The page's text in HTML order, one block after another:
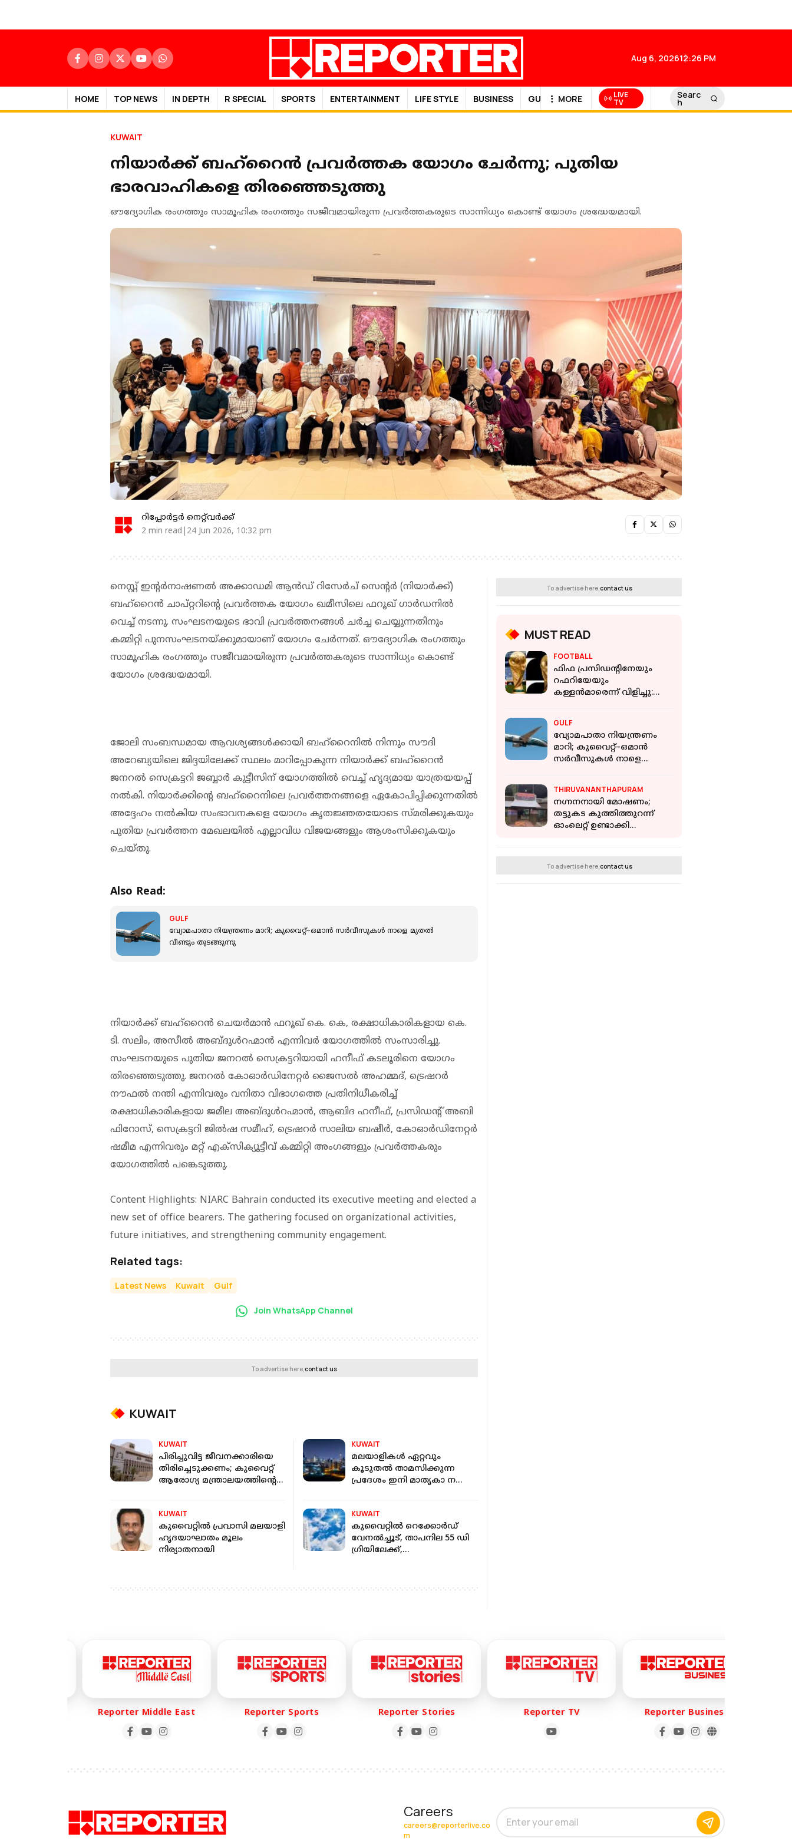
Aug 6, 202612:26 PM
HOME TOP NEWS IN DEPTH R SPECIAL SPORTS ENTERTAINMENT LIFE STYLE BUSINESS GULF NEWS
MORE LIVE
TV
Searc
h
KUWAIT
നിയാർക്ക് ബഹ്‌റൈൻ പ്രവർത്തക യോഗം ചേർന്നു; പുതിയ
ഭാരവാഹികളെ തിരഞ്ഞെടുത്തു
ഔദ്യോഗിക രംഗത്തും സാമൂഹിക രംഗത്തും സജീവമായിരുന്ന പ്രവർത്തകരുടെ സാന്നിധ്യം കൊണ്ട് യോഗം ശ്രദ്ധേയമായി.
റിപ്പോർട്ടർ നെറ്റ്‌വര്‍ക്ക്‌
2 min read|24 Jun 2026, 10:32 pm
നെസ്റ്റ് ഇന്റർനാഷണൽ അക്കാഡമി ആൻഡ് റിസേർച് സെന്റർ (നിയാർക്ക്)
ബഹ്‌റൈൻ ചാപ്റ്ററിന്റെ പ്രവർത്തക യോഗം ഖമീസിലെ ഫറൂഖ് ഗാർഡനിൽ
വെച്ച് നടന്നു. സംഘടനയുടെ ഭാവി പ്രവർത്തനങ്ങൾ ചർച്ച ചെയ്യുന്നതിനും
കമ്മിറ്റി പുനസംഘടനയ്ക്കുമായാണ് യോഗം ചേർന്നത്. ഔദ്യോഗിക രംഗത്തും
സാമൂഹിക രംഗത്തും സജീവമായിരുന്ന പ്രവർത്തകരുടെ സാന്നിധ്യം കൊണ്ട്
യോഗം ശ്രദ്ധേയമായി.
ജോലി സംബന്ധമായ ആവശ്യങ്ങൾക്കായി ബഹ്‌റൈനിൽ നിന്നും സൗദി
അറേബ്യയിലെ ജിദ്ദയിലേക്ക് സ്ഥലം മാറിപ്പോകുന്ന നിയാർക്ക് ബഹ്‌റൈൻ
ജനറൽ സെക്രട്ടറി ജബ്ബാർ കുട്ടീസിന് യോഗത്തിൽ വെച്ച് ഹൃദ്യമായ യാത്രയയപ്പ്
നൽകി. നിയാർക്കിന്റെ ബഹ്‌റൈനിലെ പ്രവർത്തനങ്ങളെ ഏകോപിപ്പിക്കുന്നതിൽ
അദ്ദേഹം നൽകിയ സംഭാവനകളെ യോഗം കൃതജ്ഞതയോടെ സ്മരിക്കുകയും
പുതിയ പ്രവർത്തന മേഖലയിൽ എല്ലാവിധ വിജയങ്ങളും ആശംസിക്കുകയും
ചെയ്തു.
Also Read:
GULF
വ്യോമപാതാ നിയന്ത്രണം മാറി; കുവൈറ്റ്–ഒമാൻ സർവീസുകൾ നാളെ മുതൽ
വീണ്ടും തുടങ്ങുന്നു
നിയാർക്ക് ബഹ്‌റൈൻ ചെയർമാൻ ഫറൂഖ് കെ. കെ, രക്ഷാധികാരികളായ കെ.
ടി. സലിം, അസീൽ അബ്ദുൾറഹ്മാൻ എന്നിവർ യോഗത്തിൽ സംസാരിച്ചു.
സംഘടനയുടെ പുതിയ ജനറൽ സെക്രട്ടറിയായി ഹനീഫ് കടലൂരിനെ യോഗം
തിരഞ്ഞെടുത്തു. ജനറൽ കോഓർഡിനേറ്റർ ജൈസൽ അഹമ്മദ്, ട്രെഷറർ
നൗഫൽ നന്തി എന്നിവരും വനിതാ വിഭാഗത്തെ പ്രതിനിധീകരിച്ച്
രക്ഷാധികാരികളായ ജമീല അബ്ദുൾറഹ്മാൻ, ആബിദ ഹനീഫ്, പ്രസിഡന്റ് അബി
ഫിറോസ്, സെക്രട്ടറി ജിൽഷ സമീഹ്, ട്രെഷറർ സാലിയ ബഷീർ, കോഓർഡിനേറ്റർ
ഷമീമ എന്നിവരും മറ്റ് എക്സിക്യൂട്ടീവ് കമ്മിറ്റി അംഗങ്ങളും പ്രവർത്തകരും
യോഗത്തിൽ പങ്കെടുത്തു.
Content Highlights: NIARC Bahrain conducted its executive meeting and elected a
new set of office bearers. The gathering focused on organizational activities,
future initiatives, and strengthening community engagement.
Related tags:
Latest News Kuwait Gulf
Join WhatsApp Channel
To advertise here,contact us
KUWAIT
KUWAIT
പിരിച്ചുവിട്ട ജീവനക്കാരിയെ
തിരിച്ചെടുക്കണം; കുവൈറ്റ്
ആരോഗ്യ മന്ത്രാലയത്തിന്റെ
KUWAIT
മലയാളികൾ ഏറ്റവും
കൂടുതൽ താമസിക്കുന്ന
പ്രദേശം ഇനി മാതൃകാ ന​
KUWAIT
കുവൈറ്റിൽ പ്രവാസി മലയാളി
ഹൃദയാഘാതം മൂലം
നിര്യാതനായി
KUWAIT
കുവൈറ്റിൽ റെക്കോർഡ്
വേനൽച്ചൂട്, താപനില 55 ഡി​
ഗ്രിയിലേക്ക്,
To advertise here, contact us
MUST READ
FOOTBALL
ഫിഫ പ്രസിഡന്റിനേയും
റഫറിയേയും
കള്ളൻമാരെന്ന് വിളിച്ചു:
GULF
വ്യോമപാതാ നിയന്ത്രണം
മാറി; കുവൈറ്റ്–ഒമാൻ
സർവീസുകൾ നാളെ
THIRUVANANTHAPURAM
നഗ്നനനായി മോഷണം;
തട്ടുകട കുത്തിത്തുറന്ന്
ഓംലെറ്റ് ഉണ്ടാക്കി
To advertise here, contact us
Reporter Middle East Reporter Sports Reporter Stories Reporter TV Reporter Business
Careers
careers@reporterlive.co
m